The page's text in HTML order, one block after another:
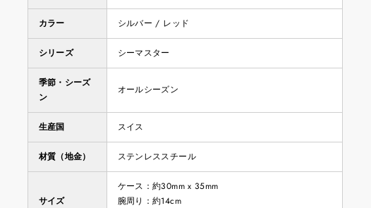
カラー シルバー / レッド
シリーズ シーマスター
季節・シーズ
ン
オールシーズン
生産国 スイス
材質（地金） ステンレススチール
サイズ
ケース：約30mm x 35mm
腕周り：約14cm